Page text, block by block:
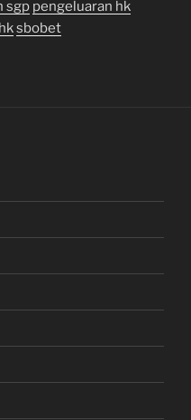
sgp pengeluaran hk
sbobet